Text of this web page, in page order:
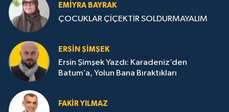
EMIYRA BAYRAK
ÇOCUKLAR ÇİÇEKTİR SOLDURMAYALIM
ERSIN ŞIMŞEK
Ersin Şimşek Yazdı: Karadeniz’den
Batum’a, Yolun Bana Bıraktıkları
FAKIR YILMAZ